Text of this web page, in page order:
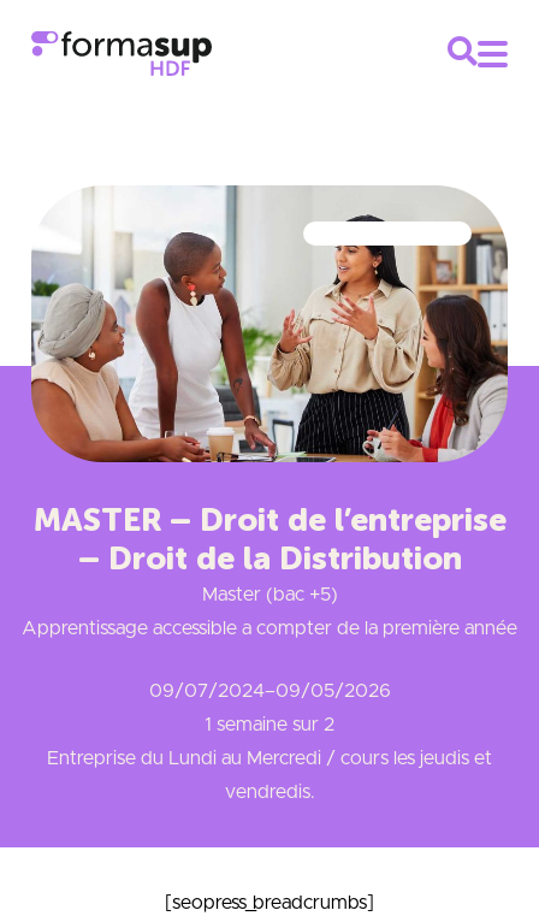
MASTER – Droit de l’entreprise
– Droit de la Distribution
Master (bac +5)
Apprentissage accessible a compter de la première année
09/07/2024–09/05/2026
1 semaine sur 2
Entreprise du Lundi au Mercredi / cours les jeudis et
vendredis.
[seopress_breadcrumbs]